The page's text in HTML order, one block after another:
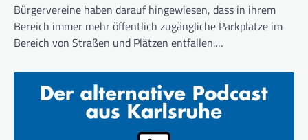
Bürgervereine haben darauf hingewiesen, dass in ihrem
Bereich immer mehr öffentlich zugängliche Parkplätze im
Bereich von Straßen und Plätzen entfallen.…